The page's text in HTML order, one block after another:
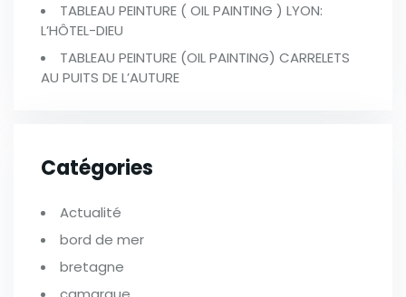
TABLEAU PEINTURE ( OIL PAINTING ) LYON:
L’HÔTEL-DIEU
TABLEAU PEINTURE (OIL PAINTING) CARRELETS
AU PUITS DE L’AUTURE
Catégories
Actualité
bord de mer
bretagne